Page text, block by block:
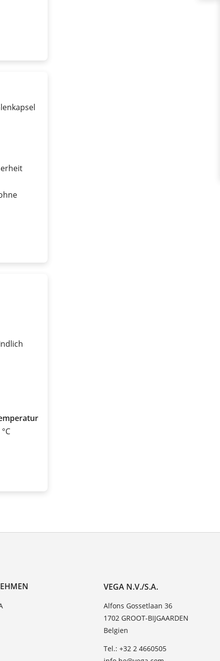
VEGA N.V./S.A.
Alfons Gossetlaan 36
1702 GROOT-BIJGAARDEN
Belgien
Tel.: +32 2 4660505